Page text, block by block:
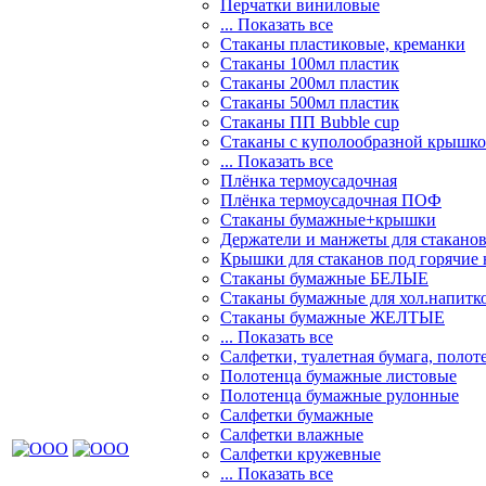
Перчатки виниловые
... Показать все
Стаканы пластиковые, креманки
Стаканы 100мл пластик
Стаканы 200мл пластик
Стаканы 500мл пластик
Стаканы ПП Bubble cup
Стаканы с куполообразной
... Показать все
Плёнка термоусадочная
Плёнка термоусадочная ПОФ
Стаканы бумажные+крышки
Держатели и манжеты для стаканов
Крышки для стаканов под горячие
Стаканы бумажные БЕЛЫЕ
Стаканы бумажные для
Стаканы бумажные ЖЕЛТЫЕ
... Показать все
Салфетки, туалетная бумага,
Полотенца бумажные листовые
Полотенца бумажные рулонные
Салфетки бумажные
Салфетки влажные
Салфетки кружевные
... Показать все